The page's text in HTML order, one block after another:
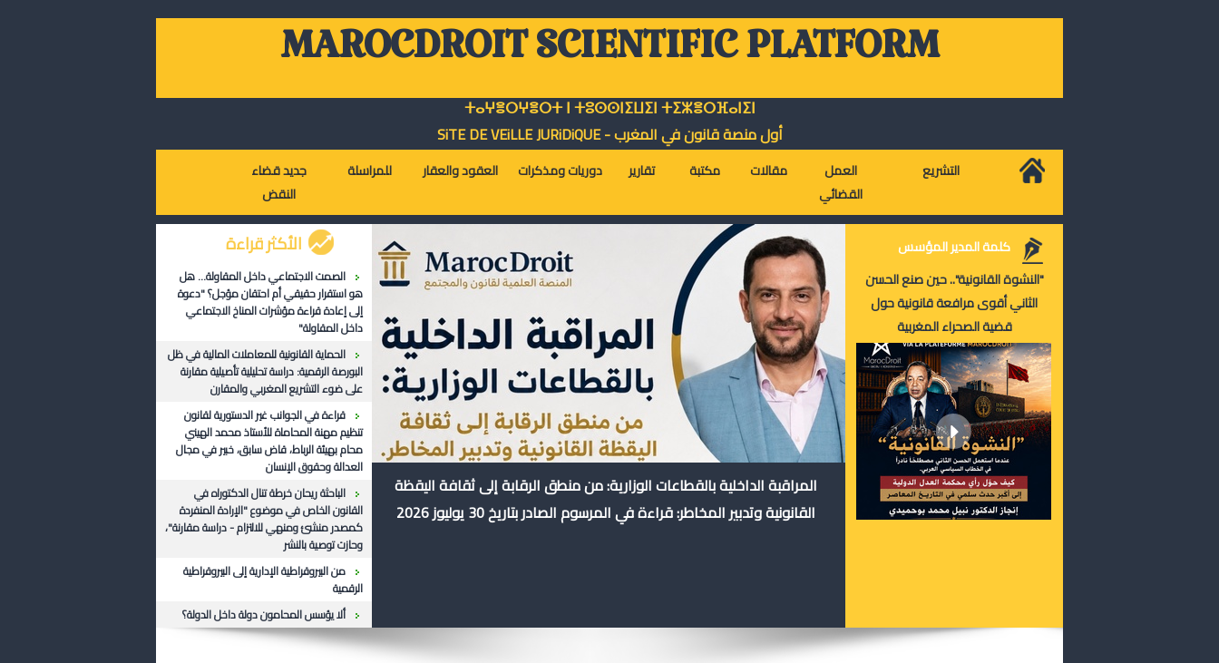
MAROCDROIT SCIENTIFIC PLATFORM
ⵜⴰⵖⴻⵔⵖⴻⵔⵜ ⵏ ⵜⵓⵙⵙⵏⵉⵡⵉⵏ ⵜⵉⵣⴻⵔⴼⴰⵏⵉⵏ
أول منصة قانون في المغرب - SiTE DE VEiLLE JURiDiQUE
جديد قضاء
النقض
للمراسلة العقود والعقار دوريات ومذكرات تقارير مكتبة مقالات
العمل
القضائي
التشريع
الأكثر قراءة
الصمت الاجتماعي داخل المقاولة... هل
هو استقرار حقيقي أم احتقان مؤجل؟ "دعوة
إلى إعادة قراءة مؤشرات المناخ الاجتماعي
داخل المقاولة"
الحماية القانونية للمعاملات المالية في ظل
البورصة الرقمية: دراسة تحليلية تأصيلية مقارنة
على ضوء التشريع المغربي والمقارن
قراءة في الجوانب غير الدستورية لقانون
تنظيم مهنة المحاماة للأستاذ محمد الهيني
محام بهيئة الرباط، قاض سابق، خبير في مجال
العدالة وحقوق الإنسان
الباحثة ريحان خرطة تنال الدكتوراه في
القانون الخاص في موضوع "الإرادة المنفردة
كمصدر منشئ ومنهي للالتزام - دراسة مقارنة"،
وحازت توصية بالنشر
من البيروقراطية الإدارية إلى البيروقراطية
الرقمية
ألا يؤسس المحامون دولة داخل الدولة؟
المراقبة الداخلية بالقطاعات الوزارية: من منطق الرقابة إلى ثقافة اليقظة
القانونية وتدبير المخاطر: قراءة في المرسوم الصادر بتاريخ 30 يوليوز 2026
كلمة المدير المؤسس
"النشوة القانونية".. حين صنع الحسن
الثاني أقوى مرافعة قانونية حول
قضية الصحراء المغربية